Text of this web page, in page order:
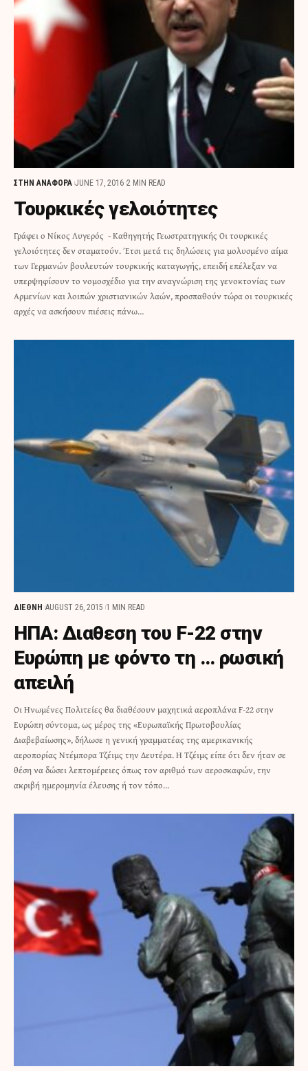
ΣΤΗΝ ΑΝΑΦΟΡΑ JUNE 17, 2016 2 MIN READ
Τουρκικές γελοιότητες
Γράφει ο Νίκος Λυγερός - Καθηγητής Γεωστρατηγικής Οι τουρκικές
γελοιότητες δεν σταματούν. Έτσι μετά τις δηλώσεις για μολυσμένο αίμα
των Γερμανών βουλευτών τουρκικής καταγωγής, επειδή επέλεξαν να
υπερψηφίσουν το νομοσχέδιο για την αναγνώριση της γενοκτονίας των
Αρμενίων και λοιπών χριστιανικών λαών, προσπαθούν τώρα οι τουρκικές
αρχές να ασκήσουν πιέσεις πάνω…
ΔΙΕΘΝΗ AUGUST 26, 2015 1 MIN READ
ΗΠΑ: Διαθεση του F-22 στην
Ευρώπη με φόντο τη … ρωσική
απειλή
Οι Ηνωμένες Πολιτείες θα διαθέσουν μαχητικά αεροπλάνα F-22 στην
Ευρώπη σύντομα, ως μέρος της «Ευρωπαϊκής Πρωτοβουλίας
Διαβεβαίωσης», δήλωσε η γενική γραμματέας της αμερικανικής
αεροπορίας Ντέμπορα Τζέιμς την Δευτέρα. Η Τζέιμς είπε ότι δεν ήταν σε
θέση να δώσει λεπτομέρειες όπως τον αριθμό των αεροσκαφών, την
ακριβή ημερομηνία έλευσης ή τον τόπο…